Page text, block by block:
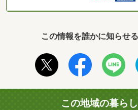
この情報を誰かに知らせ
この地域の暮ら